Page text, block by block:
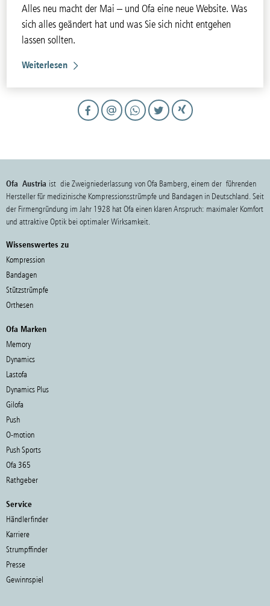
Alles neu macht der Mai – und Ofa eine neue Website. Was
sich alles geändert hat und was Sie sich nicht entgehen
lassen sollten.
Weiterlesen
Ofa Austria ist die Zweigniederlassung von Ofa Bamberg, einem der führenden
Hersteller für medizinische Kompressionsstrümpfe und Bandagen in Deutschland. Seit
der Firmengründung im Jahr 1928 hat Ofa einen klaren Anspruch: maximaler Komfort
und attraktive Optik bei optimaler Wirksamkeit.
Wissenswertes zu
Kompression
Bandagen
Stützstrümpfe
Orthesen
Ofa Marken
Memory
Dynamics
Lastofa
Dynamics Plus
Gilofa
Push
O-motion
Push Sports
Ofa 365
Rathgeber
Service
Händlerfinder
Karriere
Strumpffinder
Presse
Gewinnspiel